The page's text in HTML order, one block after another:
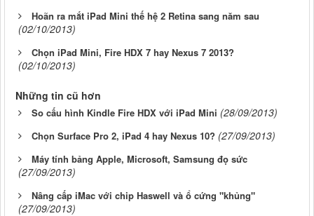
Hoãn ra mắt iPad Mini thế hệ 2 Retina sang năm sau
(02/10/2013)
Chọn iPad Mini, Fire HDX 7 hay Nexus 7 2013?
(02/10/2013)
Những tin cũ hơn
So cấu hình Kindle Fire HDX với iPad Mini (28/09/2013)
Chọn Surface Pro 2, iPad 4 hay Nexus 10? (27/09/2013)
Máy tính bảng Apple, Microsoft, Samsung đọ sức
(27/09/2013)
Nâng cấp iMac với chip Haswell và ổ cứng "khủng"
(27/09/2013)